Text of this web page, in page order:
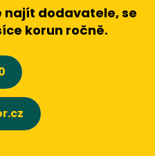
najít dodavatele, se
korun ročně.